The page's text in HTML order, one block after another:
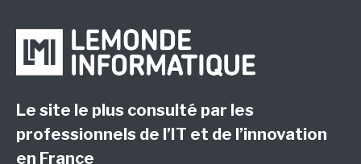
Le site le plus consulté par les
professionnels de l’IT et de l’innovation
en France